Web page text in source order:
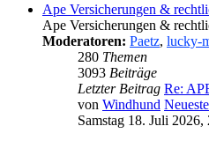
Ape Versicherungen &
Ape Versicherungen &
Moderatoren: Paetz, lucky-
280 Themen
3093 Beiträge
Letzter Beitrag Re:
von Windhund
Samstag 18. Juli 2026,